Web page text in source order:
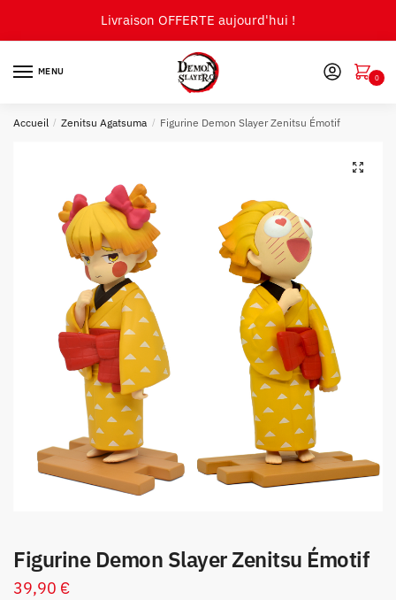
Livraison OFFERTE aujourd'hui !
MENU
0
Accueil / Zenitsu Agatsuma / Figurine Demon Slayer Zenitsu Émotif
🔍
Figurine Demon Slayer Zenitsu Émotif
39,90 €